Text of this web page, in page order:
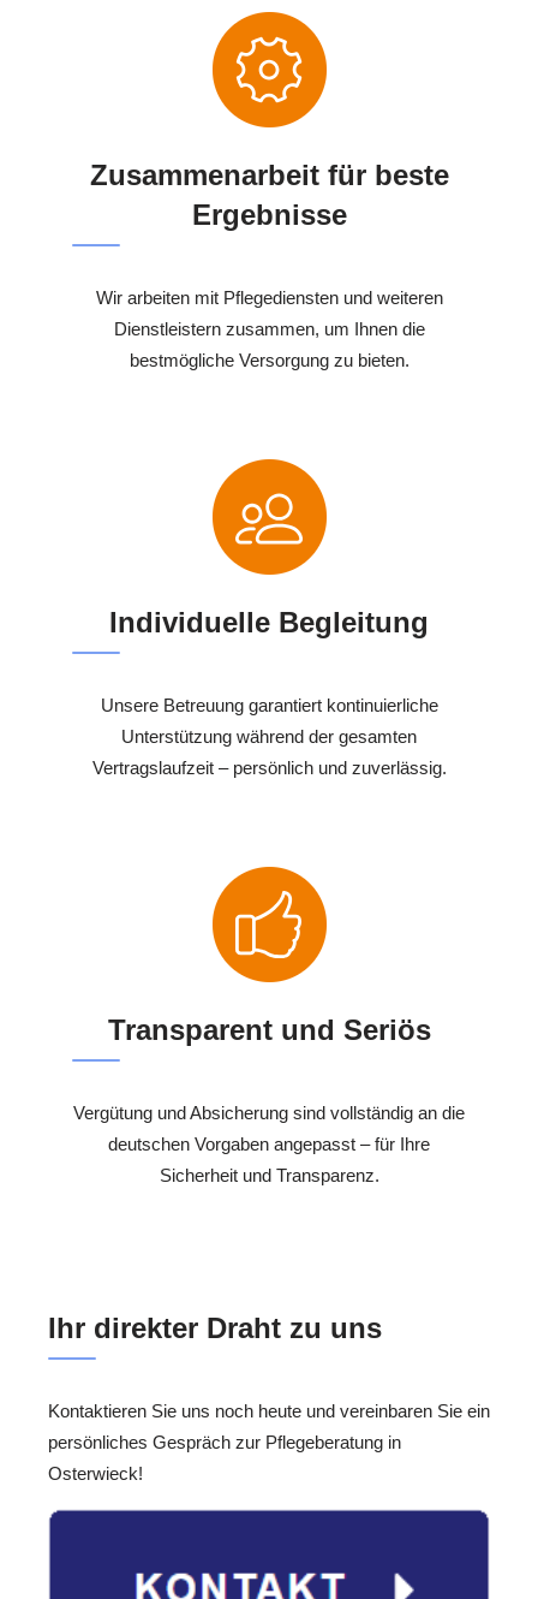
Zusammenarbeit für beste
Ergebnisse
Wir arbeiten mit Pflegediensten und weiteren
Dienstleistern zusammen, um Ihnen die
bestmögliche Versorgung zu bieten.
Individuelle Begleitung
Unsere Betreuung garantiert kontinuierliche
Unterstützung während der gesamten
Vertragslaufzeit – persönlich und zuverlässig.
Transparent und Seriös
Vergütung und Absicherung sind vollständig an die
deutschen Vorgaben angepasst – für Ihre
Sicherheit und Transparenz.
Ihr direkter Draht zu uns
Kontaktieren Sie uns noch heute und vereinbaren Sie ein
persönliches Gespräch zur Pflegeberatung in
Osterwieck!